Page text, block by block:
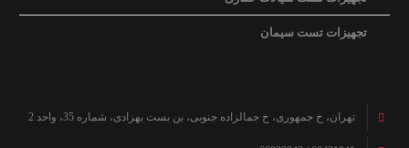
تجهیزات تست سیمان
تهران، خ جمهوری، خ جمالزاده جنوبی، بن بست بهزادی، شماره 35، واحد 2